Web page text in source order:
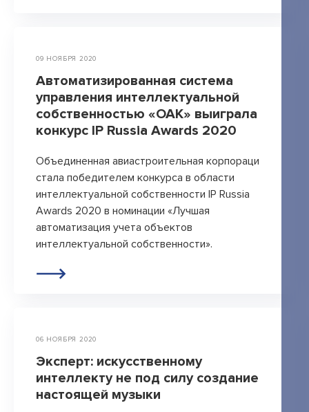
09 НОЯБРЯ 2020
Автоматизированная система
управления интеллектуальной
собственностью «ОАК» выиграла
конкурс IP Russia Awards 2020
Объединенная авиастроительная корпораци
стала победителем конкурса в области
интеллектуальной собственности IP Russia
Awards 2020 в номинации «Лучшая
автоматизация учета объектов
интеллектуальной собственности».
06 НОЯБРЯ 2020
Эксперт: искусственному
интеллекту не под силу создание
настоящей музыки